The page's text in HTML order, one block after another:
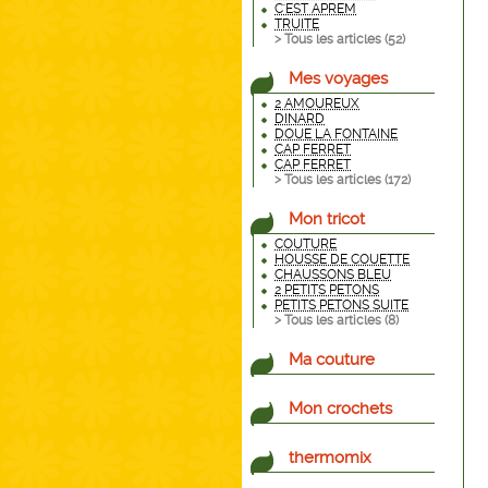
C'EST APREM
TRUITE
> Tous les articles (52)
Mes voyages
2 AMOUREUX
DINARD
DOUE LA FONTAINE
CAP FERRET
CAP FERRET
> Tous les articles (172)
Mon tricot
COUTURE
HOUSSE DE COUETTE
CHAUSSONS BLEU
2 PETITS PETONS
PETITS PETONS SUITE
> Tous les articles (8)
Ma couture
Mon crochets
thermomix